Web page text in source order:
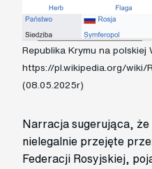
Republika Krymu na polskiej
https://pl.wikipedia.org/wiki/
(08.05.2025r)
Narracja sugerująca,
nielegalnie przejęte
Federacji Rosyjskiej,